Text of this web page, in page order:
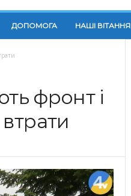
ДОПОМОГА НАШІ ВІТАННЯ
фронт і